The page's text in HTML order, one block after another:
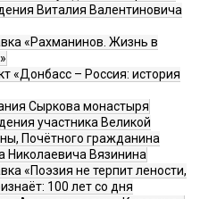
Виталия Валентиновича
«Рахманинов. Жизнь в
«Донбасс – Россия: история
Сыркова монастыря
участника Великой
Почётного гражданина
Николаевича Вязинина
«Поэзия не терпит лености,
100 лет со дня